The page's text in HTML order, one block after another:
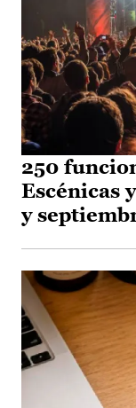
250
Escénicas
y